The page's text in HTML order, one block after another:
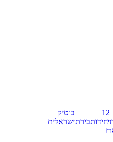
12
יחידותבירת
בוטיק
ישראלית